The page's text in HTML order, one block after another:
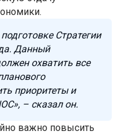
Стратегии
Данный
охватить все
приоритеты и
– сказал он.
важно повысить